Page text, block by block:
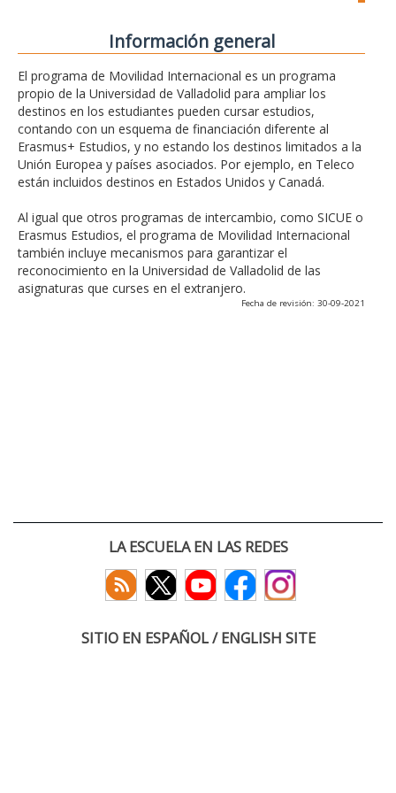
Información general
El programa de Movilidad Internacional es un programa
propio de la Universidad de Valladolid para ampliar los
destinos en los estudiantes pueden cursar estudios,
contando con un esquema de financiación diferente al
Erasmus+ Estudios, y no estando los destinos limitados a la
Unión Europea y países asociados. Por ejemplo, en Teleco
están incluidos destinos en Estados Unidos y Canadá.
Al igual que otros programas de intercambio, como SICUE o
Erasmus Estudios, el programa de Movilidad Internacional
también incluye mecanismos para garantizar el
reconocimiento en la Universidad de Valladolid de las
asignaturas que curses en el extranjero.
Fecha de revisión: 30-09-2021
LA ESCUELA EN LAS REDES
SITIO EN ESPAÑOL / ENGLISH SITE